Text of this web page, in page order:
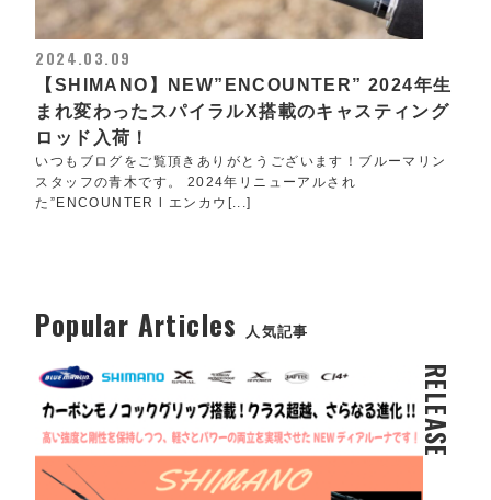
2024.03.09
【SHIMANO】NEW”ENCOUNTER” 2024年生
まれ変わったスパイラルX搭載のキャスティング
ロッド入荷！
いつもブログをご覧頂きありがとうございます！ブルーマリン
スタッフの青木です。 2024年リニューアルされ
た”ENCOUNTER l エンカウ[...]
Popular Articles 人気記事
RELEASE